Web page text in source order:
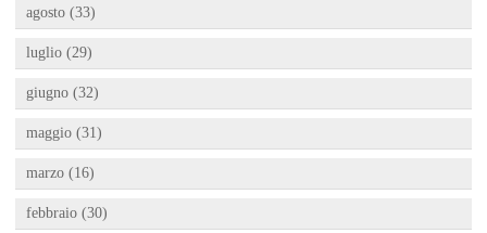
agosto (33)
luglio (29)
giugno (32)
maggio (31)
marzo (16)
febbraio (30)